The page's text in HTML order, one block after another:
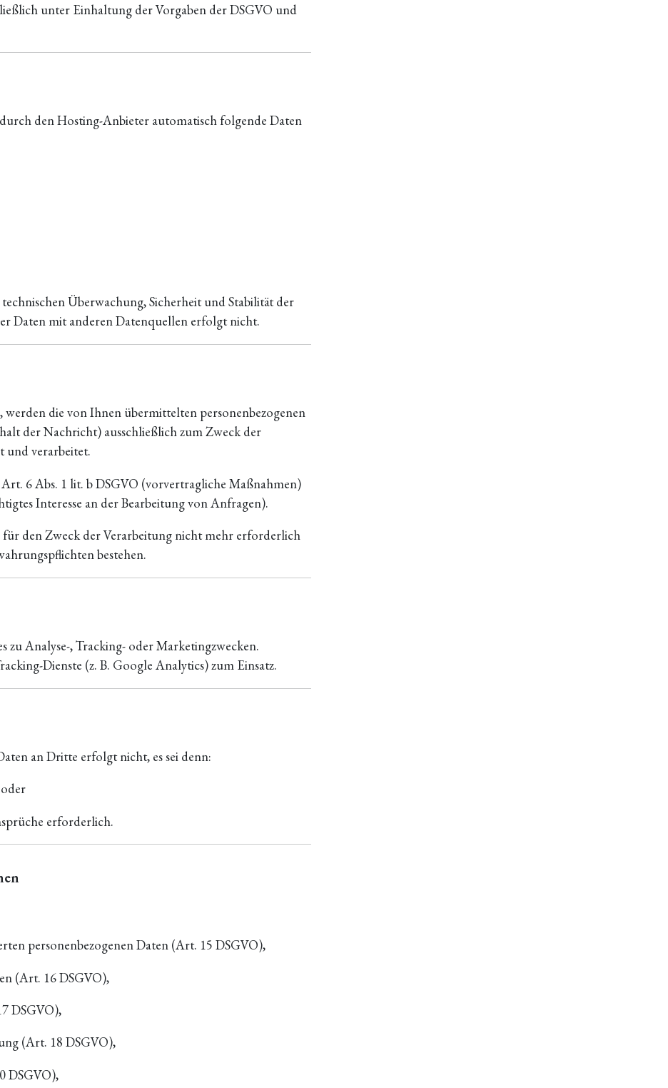
unter Einhaltung der Vorgaben der DSGVO und
den Hosting-Anbieter automatisch folgende Daten
Überwachung, Sicherheit und Stabilität der
Daten mit anderen Datenquellen erfolgt nicht.
die von Ihnen übermittelten personenbezogenen
der Nachricht) ausschließlich zum Zweck der
und verarbeitet.
6 Abs. 1 lit. b DSGVO (vorvertragliche Maßnahmen)
Interesse an der Bearbeitung von Anfragen).
für den Zweck der Verarbeitung nicht mehr erforderlich
bestehen.
zu Analyse-, Tracking- oder Marketingzwecken.
Dienste (z. B. Google Analytics) zum Einsatz.
an Dritte erfolgt nicht, es sei denn:
erforderlich.
personenbezogenen Daten (Art. 15 DSGVO),
(Art. 16 DSGVO),
DSGVO),
(Art. 18 DSGVO),
DSGVO),